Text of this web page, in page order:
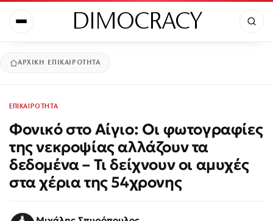
DIMOCRACY
ΑΡΧΙΚΉ ΕΠΙΚΑΙΡΟΤΗΤΑ
ΕΠΙΚΑΙΡΟΤΗΤΑ
Φονικό στο Αίγιο: Οι φωτογραφίες
της νεκροψίας αλλάζουν τα
δεδομένα – Τι δείχνουν οι αμυχές
στα χέρια της 54χρονης